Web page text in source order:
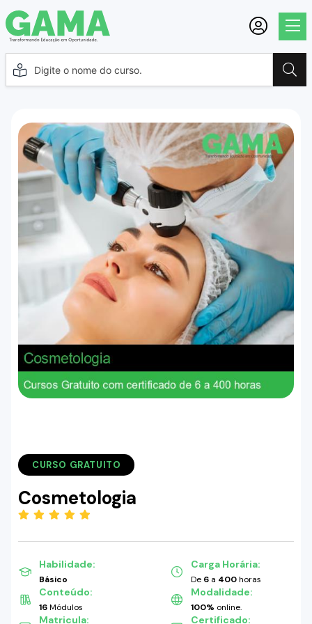
CURSO GRATUITO
Cosmetologia
Habilidade:
Básico
Carga Horária:
De 6 a 400horas
Conteúdo:
16Módulos
Modalidade:
100% online.
Matricula: Certificado: